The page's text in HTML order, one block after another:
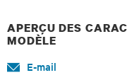
APERÇU DES
MODÈLE
E-mail